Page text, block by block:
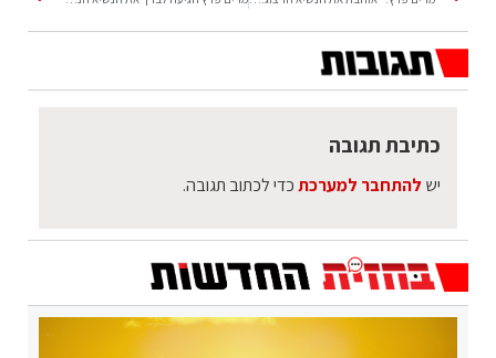
כתיבת תגובה
יש להתחבר למערכתכדי לכתוב תגובה.